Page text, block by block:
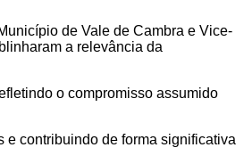
de Vale de Cambra e Vice-
a relevância da
o compromisso assumido
e contribuindo de forma significativa